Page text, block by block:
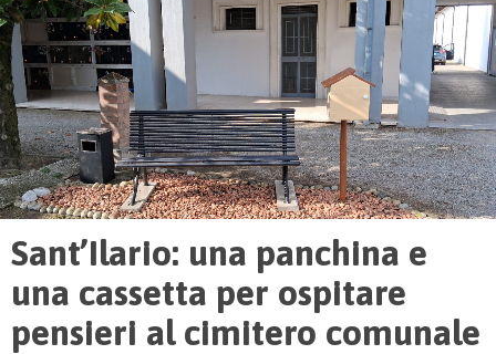
Sant’Ilario: una panchina e
una cassetta per ospitare
pensieri al cimitero comunale